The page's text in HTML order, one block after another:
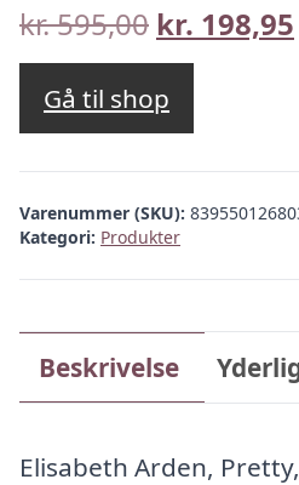
kr.595,00 Den
oprindelige
pris
var:
kr. 595,00.
kr. 198,95
Gå til shop
Varenummer (SKU):
Kategori: Produkter
Beskrivelse
Elisabeth Arden,